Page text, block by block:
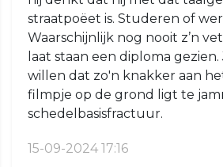
straatpoëet is. Studeren of
Waarschijnlijk nog nooit z’n
laat staan een diploma
willen dat zo'n knakker aan
filmpje op de grond ligt te
schedelbasisfractuur.
15-09-2024 17:16